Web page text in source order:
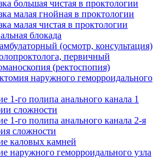
большая чистая в проктологии
малая гнойная в проктологии
малая чистая в проктологии
блокада
(осмотр, консультация)
первичный
(ректоспопия)
наружного геморроидального
1-го полипа анального канала 1
сложности
1-го полипа анального канала 2-я
сложности
каловых камней
наружного геморроидального узла